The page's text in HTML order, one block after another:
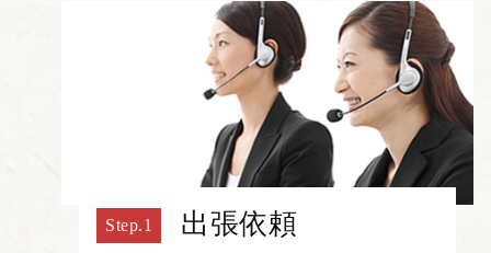
出張依頼